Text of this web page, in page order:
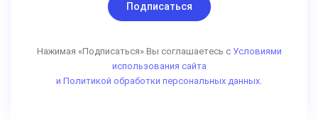
Подписаться
Нажимая «Подписаться» Вы соглашаетесь с Условиями
использования сайта
и Политикой обработки персональных данных.